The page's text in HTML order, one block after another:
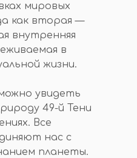
мировых
как вторая —
внутренняя
в
жизни.
увидеть
49-й Тени
Все
нас с
планеты.